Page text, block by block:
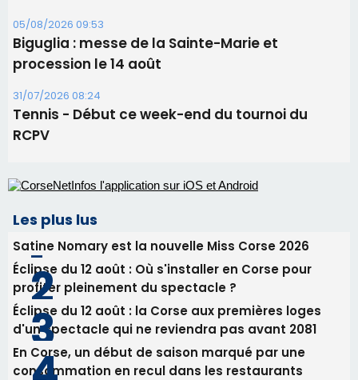
Les plus lus
Satine Nomary est la nouvelle Miss Corse 2026
Éclipse du 12 août : Où s'installer en Corse pour
profiter pleinement du spectacle ?
d'un spectacle qui ne reviendra pas avant 2081
consommation en recul dans les restaurants
La gendarmerie alerte les restaurateurs corses
face à une nouvelle escroquerie au faux vendeur de
vin
Newsletter